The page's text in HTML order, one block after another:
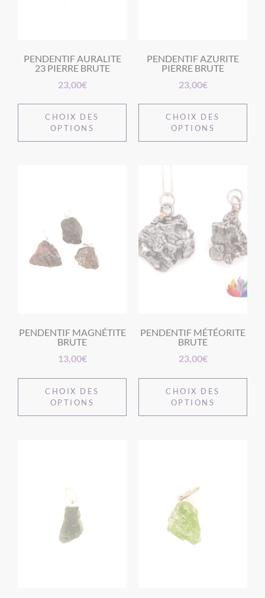
PENDENTIF AURALITE
23 PIERRE BRUTE
23,00€
CHOIX DES
OPTIONS
PENDENTIF AZURITE
PIERRE BRUTE
23,00€
CHOIX DES
OPTIONS
PENDENTIF MAGNÉTITE
BRUTE
13,00€
CHOIX DES
OPTIONS
PENDENTIF MÉTÉORITE
BRUTE
23,00€
CHOIX DES
OPTIONS